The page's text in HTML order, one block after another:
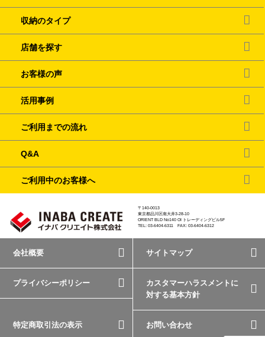
収納のタイプ
店舗を探す
お客様の声
活用事例
ご利用までの流れ
Q&A
ご利用中のお客様へ
〒140-0013
東京都品川区南大井3-28-10
ORIENT BLD No140 OI トレーディングビル5F
TEL: 03-6404-6311 FAX: 03-6404-6312
会社概要 サイトマップ
プライバシーポリシー
カスタマーハラスメントに
対する基本方針
特定商取引法の表示 お問い合わせ